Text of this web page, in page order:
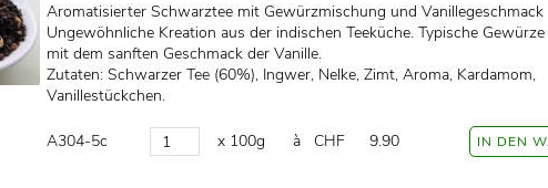
Aromatisierter Schwarztee mit Gewürzmischung und Vanillegeschmack
Ungewöhnliche Kreation aus der indischen Teeküche. Typische
mit dem sanften Geschmack der Vanille.
Zutaten: Schwarzer Tee (60%), Ingwer, Nelke, Zimt, Aroma, Kardamom,
Vanillestückchen.
A304-5c x 100g à CHF 9.90